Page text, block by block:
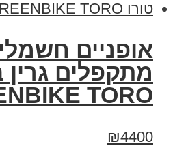
אופניים
מתקפלים גרין
TORO
₪4400